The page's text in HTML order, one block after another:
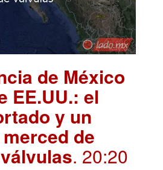
de México
EE.UU.: el
y un
de
. 20:20